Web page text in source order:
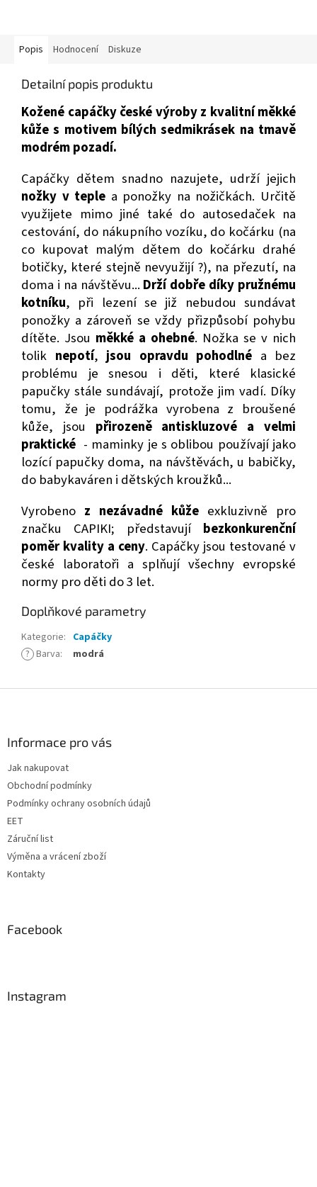
Popis Hodnocení Diskuze
Detailní popis produktu
Kožené capáčky české výroby z kvalitní měkké
kůže s motivem bílých sedmikrásek na tmavě
modrém pozadí.
Capáčky dětem snadno nazujete, udrží jejich
nožky v teple a ponožky na nožičkách. Určitě
využijete mimo jiné také do autosedaček na
cestování, do nákupního vozíku, do kočárku (na
co kupovat malým dětem do kočárku drahé
botičky, které stejně nevyužijí ?), na přezutí, na
doma i na návštěvu... Drží dobře díky pružnému
kotníku, při lezení se již nebudou sundávat
ponožky a zároveň se vždy přizpůsobí pohybu
dítěte. Jsou měkké a ohebné. Nožka se v nich
tolik nepotí, jsou opravdu pohodlné a bez
problému je snesou i děti, které klasické
papučky stále sundávají, protože jim vadí. Díky
tomu, že je podrážka vyrobena z broušené
kůže, jsou přirozeně antiskluzové a velmi
praktické - maminky je s oblibou používají jako
lozící papučky doma, na návštěvách, u babičky,
do babykaváren i dětských kroužků...
Vyrobeno z nezávadné kůže exkluzivně pro
značku CAPIKI; představují bezkonkurenční
poměr kvality a ceny. Capáčky jsou testované v
české laboratoři a splňují všechny evropské
normy pro děti do 3 let.
Doplňkové parametry
Kategorie: Capáčky
? Barva: modrá
Informace pro vás
Jak nakupovat
Obchodní podmínky
Podmínky ochrany osobních údajů
EET
Záruční list
Výměna a vrácení zboží
Kontakty
Facebook
Instagram